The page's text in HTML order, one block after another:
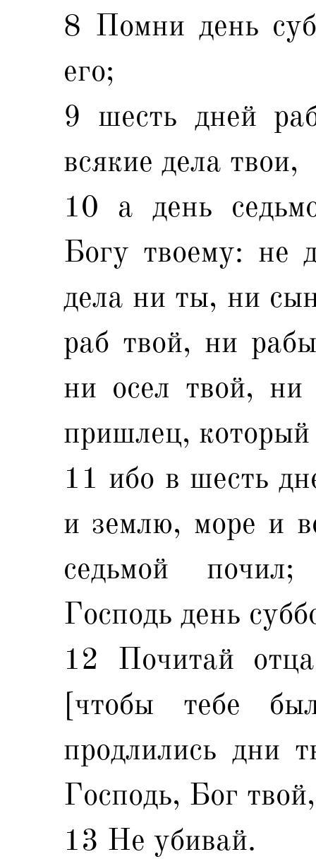
8 Помни день
его;
9 шесть дней
всякие дела твои,
10 а день
Богу твоему: не
дела ни ты, ни
раб твой, ни
ни осел твой,
пришлец,
11 ибо в шесть
и землю, море и
седьмой почил;
Господь день
12 Почитай
[чтобы тебе
продлились дни
Господь, Бог
13 Не убивай.